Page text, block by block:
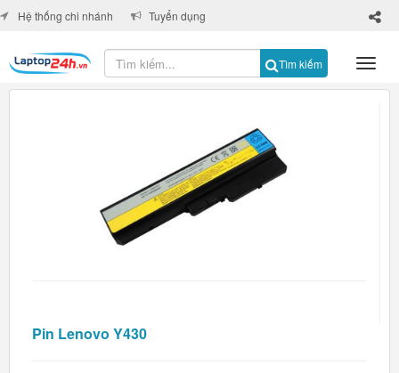
Tìm kiếm
×
Hệ thống chi nhánh Tuyển dụng
Pin Lenovo Y430